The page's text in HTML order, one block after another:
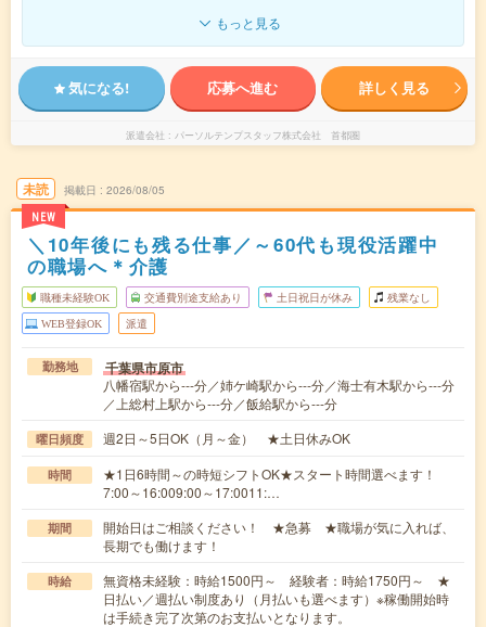
もっと見る
気になる! 応募へ進む 詳しく見る
派遣会社 パーソルテンプスタッフ株式会社 首都圏
未読
NEW
掲載日 2026/08/05
＼10年後にも残る仕事／～60代も現役活躍中
の職場へ＊介護
職種未経験OK 交通費別途支給あり 土日祝日が休み 残業なし
WEB登録OK 派遣
勤務地 千葉県市原市
八幡宿駅から---分／姉ケ崎駅から---分／海士有木駅から---分
／上総村上駅から---分／飯給駅から---分
曜日頻度 週2日～5日OK（月～金） ★土日休みOK
時間
★1日6時間～の時短シフトOK★スタート時間選べます！
7:00～16:009:00～17:0011:…
期間
開始日はご相談ください！ ★急募 ★職場が気に入れば、
長期でも働けます！
時給
無資格未経験：時給1500円～ 経験者：時給1750円～ ★
日払い／週払い制度あり（月払いも選べます）※稼働開始時
は手続き完了次第のお支払いとなります。